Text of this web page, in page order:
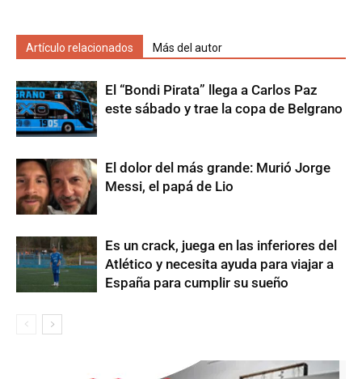
Artículo relacionados Más del autor
El “Bondi Pirata” llega a Carlos Paz
este sábado y trae la copa de Belgrano
El dolor del más grande: Murió Jorge
Messi, el papá de Lio
Es un crack, juega en las inferiores del
Atlético y necesita ayuda para viajar a
España para cumplir su sueño